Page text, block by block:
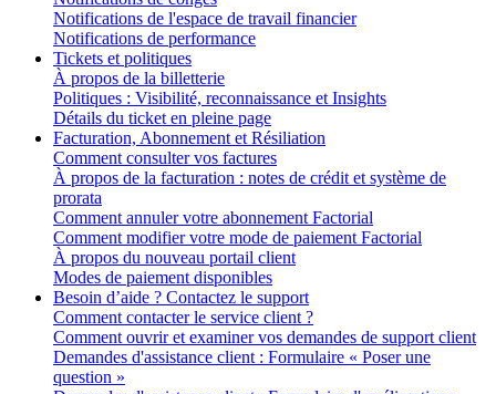
Notifications de l'espace de travail financier
Notifications de performance
Tickets et politiques
À propos de la billetterie
Politiques : Visibilité, reconnaissance et Insights
Détails du ticket en pleine page
Facturation, Abonnement et Résiliation
Comment consulter vos factures
À propos de la facturation : notes de crédit et système de
prorata
Comment annuler votre abonnement Factorial
Comment modifier votre mode de paiement Factorial
À propos du nouveau portail client
Modes de paiement disponibles
Besoin d’aide ? Contactez le support
Comment contacter le service client ?
Comment ouvrir et examiner vos demandes de support client
Demandes d'assistance client : Formulaire « Poser une
question »